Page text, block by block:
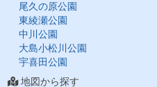
尾久の原公園
東綾瀬公園
中川公園
大島小松川公園
宇喜田公園
地図から探す